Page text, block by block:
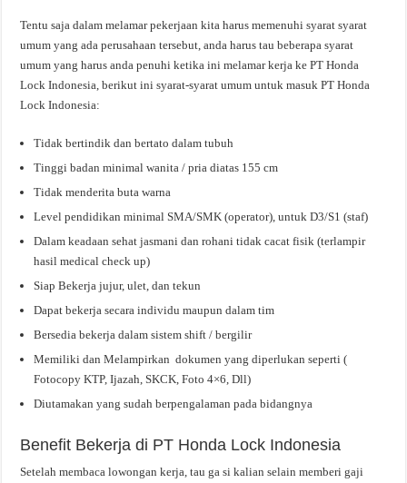
Tentu saja dalam melamar pekerjaan kita harus memenuhi syarat syarat
umum yang ada perusahaan tersebut, anda harus tau beberapa syarat
umum yang harus anda penuhi ketika ini melamar kerja ke PT Honda
Lock Indonesia, berikut ini syarat-syarat umum untuk masuk PT Honda
Lock Indonesia:
Tidak bertindik dan bertato dalam tubuh
Tinggi badan minimal wanita / pria diatas 155 cm
Tidak menderita buta warna
Level pendidikan minimal SMA/SMK (operator), untuk D3/S1 (staf)
Dalam keadaan sehat jasmani dan rohani tidak cacat fisik (terlampir
hasil medical check up)
Siap Bekerja jujur, ulet, dan tekun
Dapat bekerja secara individu maupun dalam tim
Bersedia bekerja dalam sistem shift / bergilir
Memiliki dan Melampirkan dokumen yang diperlukan seperti (
Fotocopy KTP, Ijazah, SKCK, Foto 4×6, Dll)
Diutamakan yang sudah berpengalaman pada bidangnya
Benefit Bekerja di PT Honda Lock Indonesia
Setelah membaca lowongan kerja, tau ga si kalian selain memberi gaji